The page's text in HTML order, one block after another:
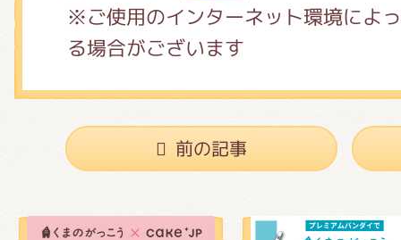
※ご使用のインターネット環境によ
る場合がございます
前の記事